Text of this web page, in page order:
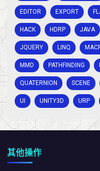
EDITOR EXPORT
HACK HDRP JAVA
JQUERY LINQ
MMD PATHFINDING
QUATERNION SCENE
UI UNITY3D URP
其他操作